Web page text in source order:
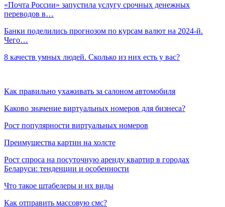
«Почта России» запустила услугу срочных денежных
переводов в…
Банки поделились прогнозом по курсам валют на 2024-й.
Чего…
8 качеств умных людей. Сколько из них есть у вас?
Как правильно ухаживать за салоном автомобиля
Каково значение виртуальных номеров для бизнеса?
Рост популярности виртуальных номеров
Преимущества картин на холсте
Рост спроса на посуточную аренду квартир в городах
Беларуси: тенденции и особенности
Что такое штабелеры и их виды
Как отправить массовую смс?